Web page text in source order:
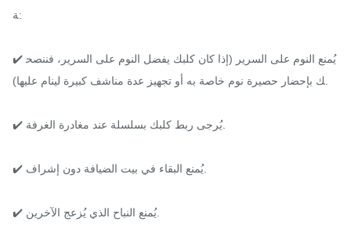
ة:
✔️ يُمنع النوم على السرير (إذا كان كلبك يفضل النوم على السرير، فننصح
ك بإحضار حصيرة نوم خاصة به أو تجهيز عدة مناشف كبيرة لينام عليها).
✔️ يُرجى ربط كلبك بسلسلة عند مغادرة الغرفة.
✔️ يُمنع البقاء في بيت الضيافة دون إشراف.
✔️ يُمنع النباح الذي يُزعج الآخرين.